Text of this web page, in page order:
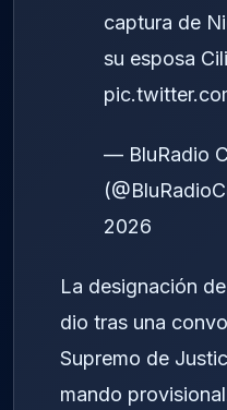
captura de
su esposa
— BluRadio
2026
La designación
dio tras una
Supremo de
mando